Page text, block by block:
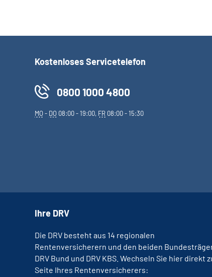
Kostenloses Servicetelefon
0800 1000 4800
MO- DO 08:00 - 19:00, FR 08:00 - 15:30
Ihre DRV
Die DRV besteht aus 14 regionalen
Rentenversicherern und den beiden
DRV Bund und DRV KBS. Wechseln Sie hier direkt
Seite Ihres Rentenversicherers: